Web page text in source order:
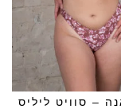
– סוויט ליליס